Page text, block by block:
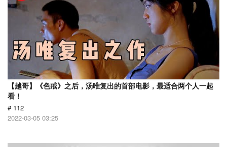
【越哥】《色戒》之后，汤唯复出的首部电影，最适合两个人一起
看！
# 112
2022-03-05 03:25